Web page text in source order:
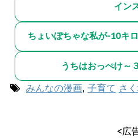
イン
ちょいぽちゃな私が-10キ
うちはおっぺけ～
みんなの漫画, 子育て さ
<広